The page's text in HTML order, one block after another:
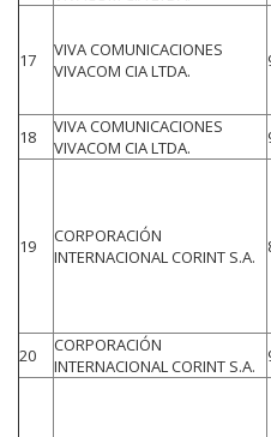
17
VIVA COMUNICACIONES
VIVACOM CIA LTDA.
18
VIVA COMUNICACIONES
VIVACOM CIA LTDA.
19
CORPORACIÓN
INTERNACIONAL CORINT S.A.
20
CORPORACIÓN
INTERNACIONAL CORINT S.A.